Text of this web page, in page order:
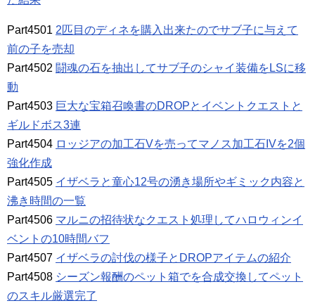
Part4501 2匹目のディネを購入出来たのでサブ子に与えて
前の子を売却
Part4502 闘魂の石を抽出してサブ子のシャイ装備をLSに移
動
Part4503 巨大な宝箱召喚書のDROPとイベントクエストと
ギルドボス3連
Part4504 ロッジアの加工石Vを売ってマノス加工石IVを2個
強化作成
Part4505 イザベラと童心12号の湧き場所やギミック内容と
沸き時間の一覧
Part4506 マルニの招待状なクエスト処理してハロウィンイ
ベントの10時間バフ
Part4507 イザベラの討伐の様子とDROPアイテムの紹介
Part4508 シーズン報酬のペット箱でを合成交換してペット
のスキル厳選完了